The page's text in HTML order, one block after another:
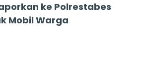
ke Polrestabes
Mobil Warga